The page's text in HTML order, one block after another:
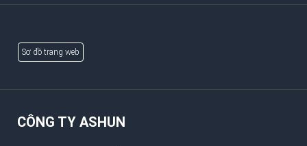
Sơ đồ trang web
CÔNG TY ASHUN